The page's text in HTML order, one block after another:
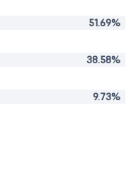
51.69%
38.58%
9.73%